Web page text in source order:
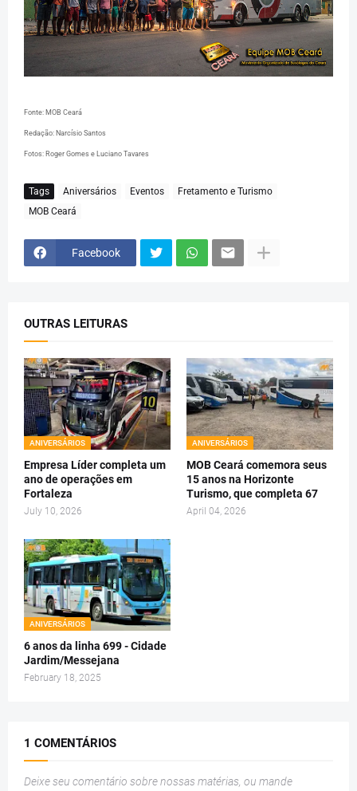
Fonte: MOB Ceará
Redação: Narcísio Santos
Fotos: Roger Gomes e Luciano Tavares
Tags Aniversários Eventos
Fretamento e Turismo
MOB Ceará
Facebook
OUTRAS LEITURAS
ANIVERSÁRIOS
Empresa Líder completa um
ano de operações em
Fortaleza
July 10, 2026
ANIVERSÁRIOS
MOB Ceará comemora seus
15 anos na Horizonte
Turismo, que completa 67
April 04, 2026
ANIVERSÁRIOS
6 anos da linha 699 - Cidade
Jardim/Messejana
February 18, 2025
1 COMENTÁRIOS
Deixe seu comentário sobre nossas matérias, ou mande